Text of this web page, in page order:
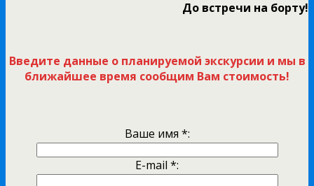
До встречи на борту!
Введите данные о планируемой экскурсии и мы в
ближайшее время сообщим Вам стоимость!
Ваше имя *:
E-mail *: